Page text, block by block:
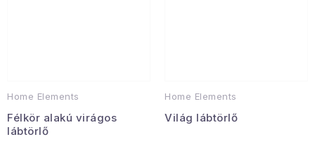
Home Elements
Félkör alakú virágos
lábtörlő
Home Elements
Világ lábtörlő